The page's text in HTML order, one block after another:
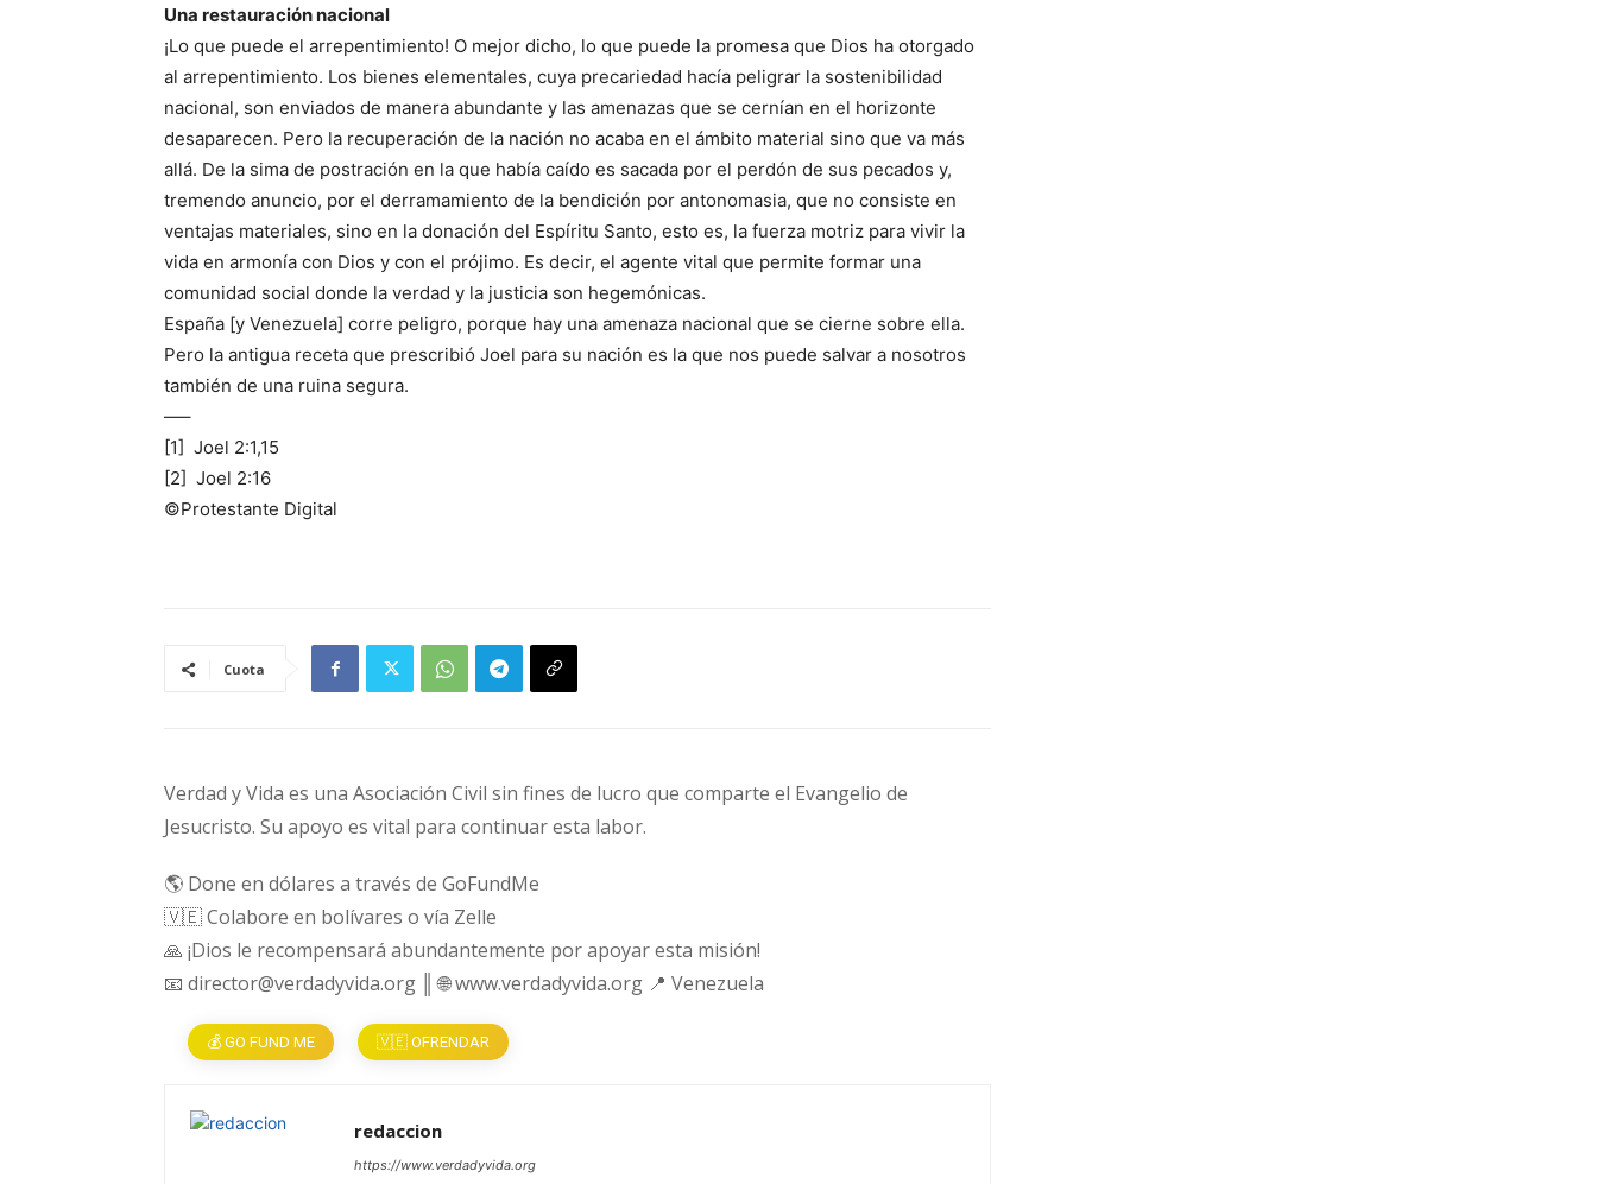
Una restauración nacional
¡Lo que puede el arrepentimiento! O mejor dicho, lo que puede la promesa que Dios ha otorgado
al arrepentimiento. Los bienes elementales, cuya precariedad hacía peligrar la sostenibilidad
nacional, son enviados de manera abundante y las amenazas que se cernían en el horizonte
desaparecen. Pero la recuperación de la nación no acaba en el ámbito material sino que va más
allá. De la sima de postración en la que había caído es sacada por el perdón de sus pecados y,
tremendo anuncio, por el derramamiento de la bendición por antonomasia, que no consiste en
ventajas materiales, sino en la donación del Espíritu Santo, esto es, la fuerza motriz para vivir la
vida en armonía con Dios y con el prójimo. Es decir, el agente vital que permite formar una
comunidad social donde la verdad y la justicia son hegemónicas.
España [y Venezuela] corre peligro, porque hay una amenaza nacional que se cierne sobre ella.
Pero la antigua receta que prescribió Joel para su nación es la que nos puede salvar a nosotros
también de una ruina segura.
—–
[1] Joel 2:1,15
[2] Joel 2:16
©Protestante Digital
Cuota
Verdad y Vida es una Asociación Civil sin fines de lucro que comparte el Evangelio de
Jesucristo. Su apoyo es vital para continuar esta labor.
🌎 Done en dólares a través de GoFundMe
🇻🇪 Colabore en bolívares o vía Zelle
🙏 ¡Dios le recompensará abundantemente por apoyar esta misión!
📧 director@verdadyvida.org ║ 🌐 www.verdadyvida.org 📍 Venezuela
💰 GO FUND ME 🇻🇪 OFRENDAR
redaccion
https://www.verdadyvida.org